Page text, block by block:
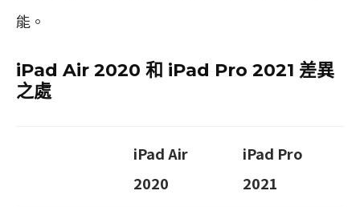
能。
iPad Air 2020 和 iPad Pro 2021 差異
之處
iPad Air
2020
iPad Pro
2021